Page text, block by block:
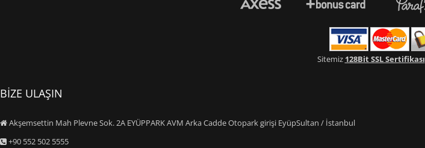
Sitemiz 128Bit SSL Sertifikası
BİZE ULAŞIN
Akşemsettin Mah Plevne Sok. 2A EYÜPPARK AVM Arka Cadde Otopark girişi EyüpSultan / İstanbul
+90 552 502 5555